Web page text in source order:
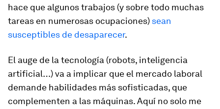
hace que algunos trabajos (y sobre todo muchas
tareas en numerosas ocupaciones) sean
susceptibles de desaparecer.
El auge de la tecnología (robots, inteligencia
artificial…) va a implicar que el mercado laboral
demande habilidades más sofisticadas, que
complementen a las máquinas. Aquí no solo me